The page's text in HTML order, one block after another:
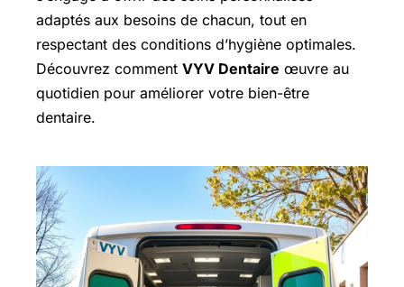
adaptés aux besoins de chacun, tout en
respectant des conditions d’hygiène optimales.
Découvrez comment VYV Dentaire œuvre au
quotidien pour améliorer votre bien-être
dentaire.